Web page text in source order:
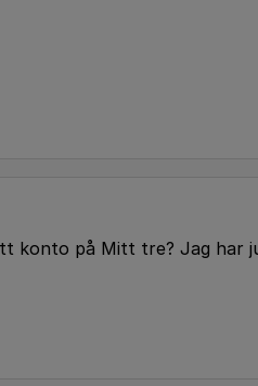
konto på Mitt tre? Jag har